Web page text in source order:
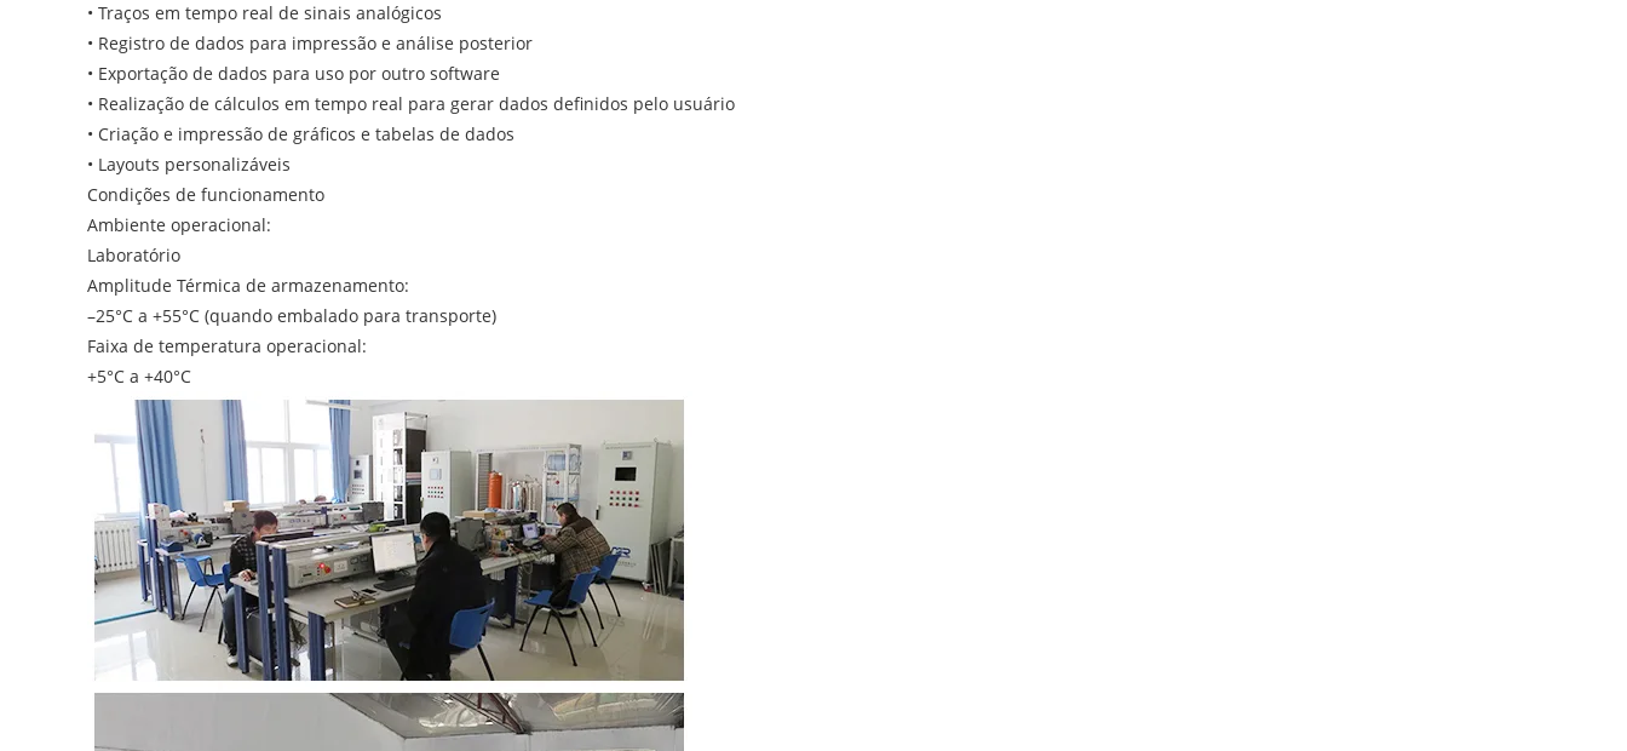
• Traços em tempo real de sinais analógicos
• Registro de dados para impressão e análise posterior
• Exportação de dados para uso por outro software
• Realização de cálculos em tempo real para gerar dados definidos pelo usuário
• Criação e impressão de gráficos e tabelas de dados
• Layouts personalizáveis
Condições de funcionamento
Ambiente operacional:
Laboratório
Amplitude Térmica de armazenamento:
–25°C a +55°C (quando embalado para transporte)
Faixa de temperatura operacional:
+5°C a +40°C